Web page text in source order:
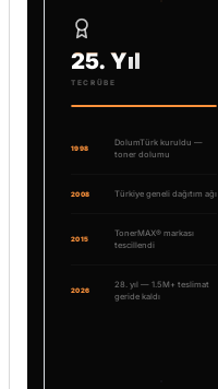
25. Yıl
TECRÜBE
1998
DolumTürk kuruldu —
toner dolumu
2008 Türkiye geneli dağıtım ağı
2015
TonerMAX® markası
tescillendi
2026
28. yıl — 1.5M+ teslimat
geride kaldı